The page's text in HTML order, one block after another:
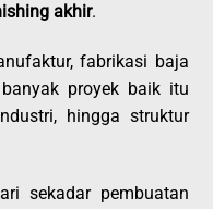
akhir.
fabrikasi baja
proyek baik itu
hingga struktur
sekadar pembuatan